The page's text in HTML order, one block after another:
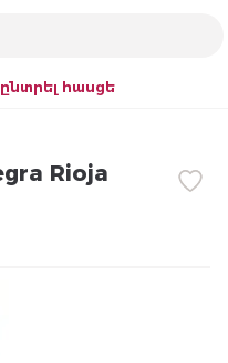
հասցե
Rioja